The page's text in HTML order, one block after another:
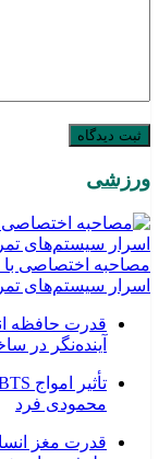
ورزشی
مصاحبه اختصاصی با
اسرار سیستم‌های
قدرت حافظه
آینده‌نگر در
محمودی فرد
قدرت مغز